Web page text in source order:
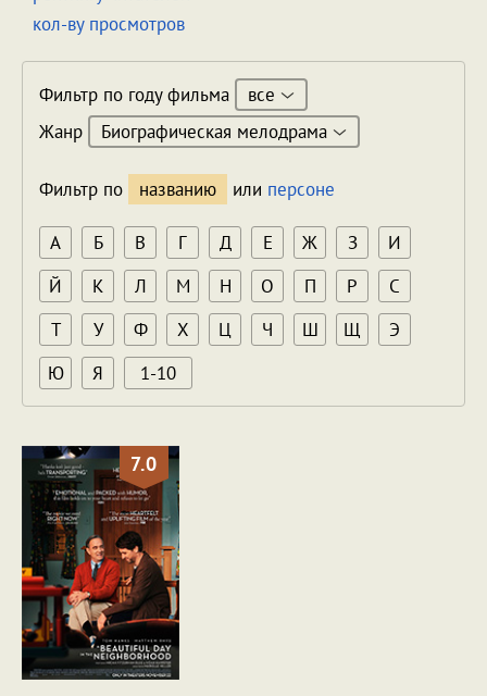
кол-ву просмотров
Фильтр по году фильма
все
Жанр
Биографическая мелодрама
Фильтр по названию или персоне
А Б В Г Д Е Ж З
И
Й
К Л М Н О П Р
С
Т
У Ф Х Ц Ч Ш Щ
Э
Ю
Я 1-10
7.0